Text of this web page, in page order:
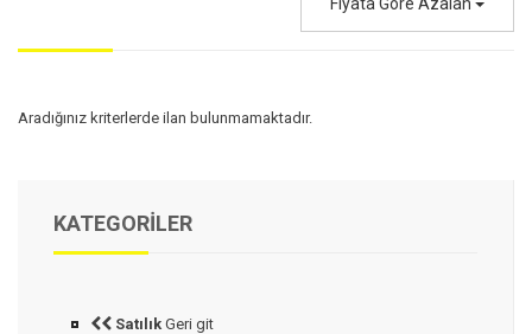
Aradığınız kriterlerde ilan bulunmamaktadır.
KATEGORILER
Satılık Geri git